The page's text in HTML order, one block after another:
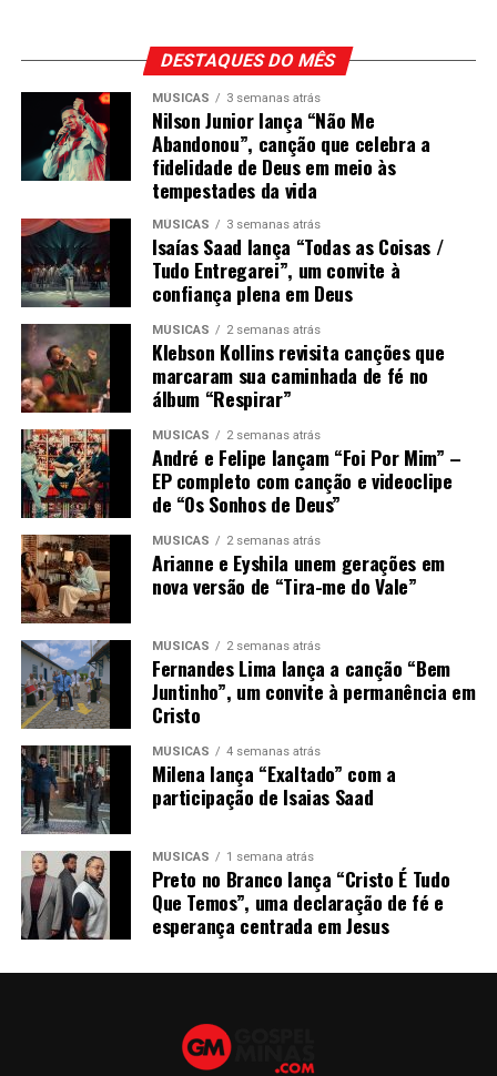
DESTAQUES DO MÊS
MÚSICAS 3 semanas atrás
Nilson Junior lança “Não Me
Abandonou”, canção que celebra a
fidelidade de Deus em meio às
tempestades da vida
MÚSICAS 3 semanas atrás
Isaías Saad lança “Todas as Coisas /
Tudo Entregarei”, um convite à
confiança plena em Deus
MÚSICAS 2 semanas atrás
Klebson Kollins revisita canções que
marcaram sua caminhada de fé no
álbum “Respirar”
MÚSICAS 2 semanas atrás
André e Felipe lançam “Foi Por Mim” –
EP completo com canção e videoclipe
de “Os Sonhos de Deus”
MÚSICAS 2 semanas atrás
Arianne e Eyshila unem gerações em
nova versão de “Tira-me do Vale”
MÚSICAS 2 semanas atrás
Fernandes Lima lança a canção “Bem
Juntinho”, um convite à permanência em
Cristo
MÚSICAS 4 semanas atrás
Milena lança “Exaltado” com a
participação de Isaias Saad
MÚSICAS 1 semana atrás
Preto no Branco lança “Cristo É Tudo
Que Temos”, uma declaração de fé e
esperança centrada em Jesus